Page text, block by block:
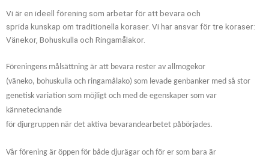
Vi är en ideell förening som arbetar för att bevara och
sprida kunskap om traditionella koraser. Vi har ansvar för tre koraser:
Vänekor, Bohuskulla och Ringamålakor.
Föreningens målsättning är att bevara rester av allmogekor
(väneko, bohuskulla och ringamålako) som levade genbanker med så stor
genetisk variation som möjligt och med de egenskaper som var
kännetecknande
för djurgruppen när det aktiva bevarandearbetet påbörjades.
Vår förening är öppen för både djurägar och för er som bara är